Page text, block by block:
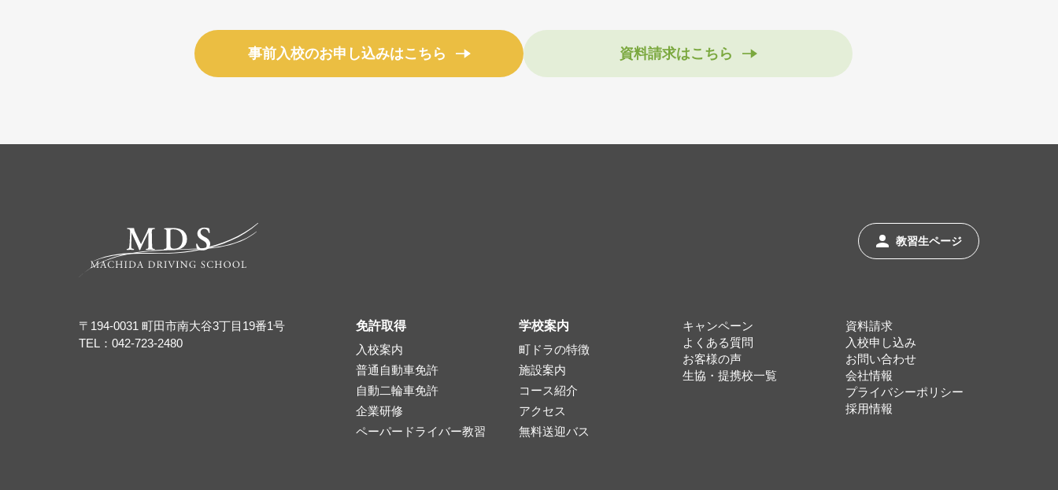
事前入校のお申し込みはこちら 資料請求はこちら
教習生ページ
〒194-0031 町田市南大谷3丁目19番1号
TEL： 042-723-2480
免許取得
入校案内
普通自動車免許
自動二輪車免許
企業研修
ペーパードライバー教習
学校案内
町ドラの特徴
施設案内
コース紹介
アクセス
無料送迎バス
キャンペーン
よくある質問
お客様の声
生協・提携校一覧
資料請求
入校申し込み
お問い合わせ
会社情報
プライバシーポリシー
採用情報